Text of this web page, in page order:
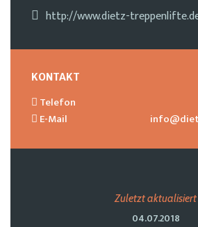
http://www.dietz-
KONTAKT
Telefon
E-Mail
Zuletzt aktualisiert
04.07.2018